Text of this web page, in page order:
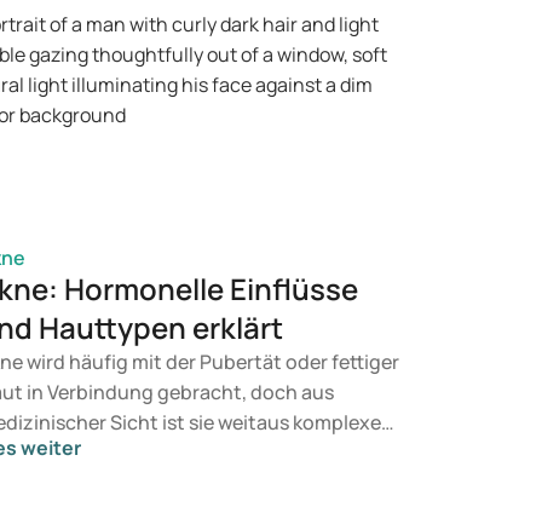
Hormonelle Einflüsse
Hauttypen erklärt
wird häufig mit der Pubertät oder fettiger
in Verbindung gebracht, doch aus
Sicht ist sie weitaus komplexer.
entsteht durch eine Kombination
weiter